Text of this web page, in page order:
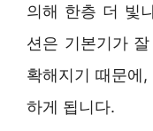
의해 한층 더 빛
션은 기본기가
확해지기 때문에
하게 됩니다.